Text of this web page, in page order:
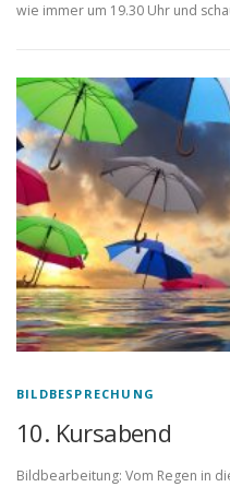
wie immer um 19.30 Uhr und
BILDBESPRECHUNG
10. Kursabend
Bildbearbeitung: Vom Regen in